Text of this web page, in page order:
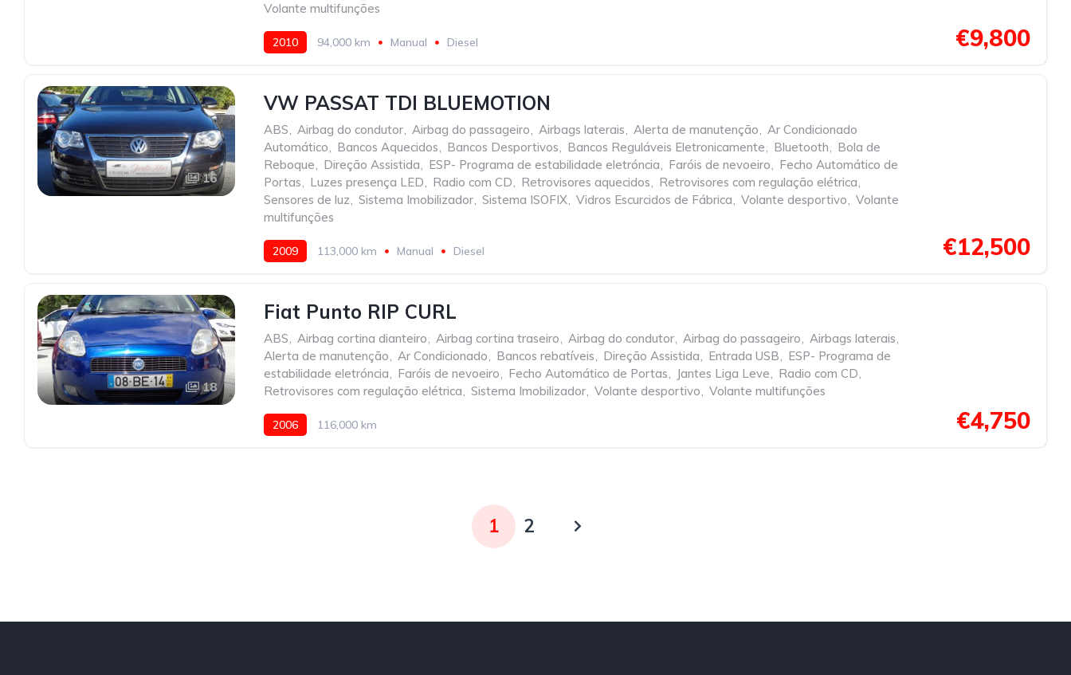
Volante multifunções
2010 94,000 km Manual Diesel €9,800
16
VW PASSAT TDI BLUEMOTION
ABS, Airbag do condutor, Airbag do passageiro, Airbags laterais, Alerta de manutenção, Ar Condicionado
Automático, Bancos Aquecidos, Bancos Desportivos, Bancos Reguláveis Eletronicamente, Bluetooth, Bola de
Reboque, Direção Assistida, ESP- Programa de estabilidade eletróncia, Faróis de nevoeiro, Fecho Automático de
Portas, Luzes presença LED, Radio com CD, Retrovisores aquecidos, Retrovisores com regulação elétrica,
Sensores de luz, Sistema Imobilizador, Sistema ISOFIX, Vidros Escurcidos de Fábrica, Volante desportivo, Volante
multifunções
2009 113,000 km Manual Diesel €12,500
18
Fiat Punto RIP CURL
ABS, Airbag cortina dianteiro, Airbag cortina traseiro, Airbag do condutor, Airbag do passageiro, Airbags laterais,
Alerta de manutenção, Ar Condicionado, Bancos rebatíveis, Direção Assistida, Entrada USB, ESP- Programa de
estabilidade eletróncia, Faróis de nevoeiro, Fecho Automático de Portas, Jantes Liga Leve, Radio com CD,
Retrovisores com regulação elétrica, Sistema Imobilizador, Volante desportivo, Volante multifunções
2006 116,000 km €4,750
1 2